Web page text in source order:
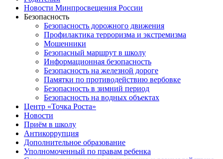
Новости Минпросвещения России
Безопасность
Безопасность дорожного движения
Профилактика терроризма и экстремизма
Мошенники
Безопасный маршрут в школу
Информационная безопасность
Безопасность на железной дороге
Памятки по противодействию вербовке
Безопасность в зимний период
Безопасность на водных объектах
Центр «Точка Роста»
Новости
Приём в школу
Антикоррупция
Дополнительное образование
Уполномоченный по правам ребенка